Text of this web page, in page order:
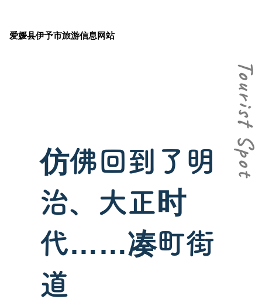
爱媛县伊予市旅游信息网站
仿佛回到了明
治、大正时
代……凑町街
道